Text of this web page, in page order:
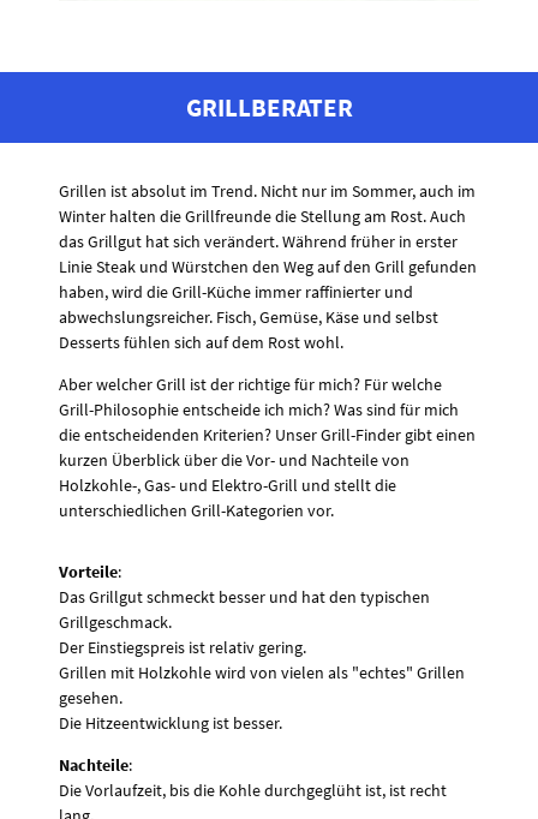
GRILLBERATER
Grillen ist absolut im Trend. Nicht nur im Sommer, auch im
Winter halten die Grillfreunde die Stellung am Rost. Auch
das Grillgut hat sich verändert. Während früher in erster
Linie Steak und Würstchen den Weg auf den Grill gefunden
haben, wird die Grill-Küche immer raffinierter und
abwechslungsreicher. Fisch, Gemüse, Käse und selbst
Desserts fühlen sich auf dem Rost wohl.
Aber welcher Grill ist der richtige für mich? Für welche
Grill-Philosophie entscheide ich mich? Was sind für mich
die entscheidenden Kriterien? Unser Grill-Finder gibt einen
kurzen Überblick über die Vor- und Nachteile von
Holzkohle-, Gas- und Elektro-Grill und stellt die
unterschiedlichen Grill-Kategorien vor.
Vorteile:
Das Grillgut schmeckt besser und hat den typischen
Grillgeschmack.
Der Einstiegspreis ist relativ gering.
Grillen mit Holzkohle wird von vielen als "echtes" Grillen
gesehen.
Die Hitzeentwicklung ist besser.
Nachteile:
Die Vorlaufzeit, bis die Kohle durchgeglüht ist, ist recht